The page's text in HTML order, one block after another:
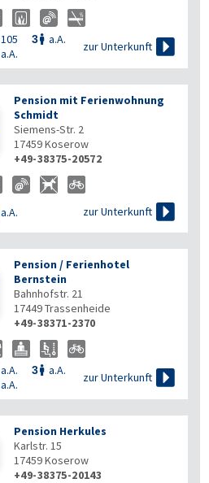
105 3 a.A.
a.A.
zur Unterkunft 
Pension mit Ferienwohnung
Schmidt
Siemens-Str. 2
17459Koserow
+49-38375-20572
a.A. zur Unterkunft 
Pension / Ferienhotel
Bernstein
Bahnhofstr. 21
17449Trassenheide
+49-38371-2370
a.A. 3 a.A.
a.A.
zur Unterkunft 
Pension Herkules
Karlstr. 15
17459Koserow
+49-38375-20143